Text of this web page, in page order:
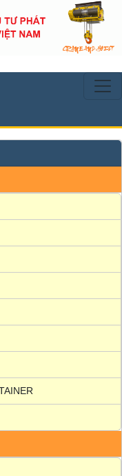
CẦU